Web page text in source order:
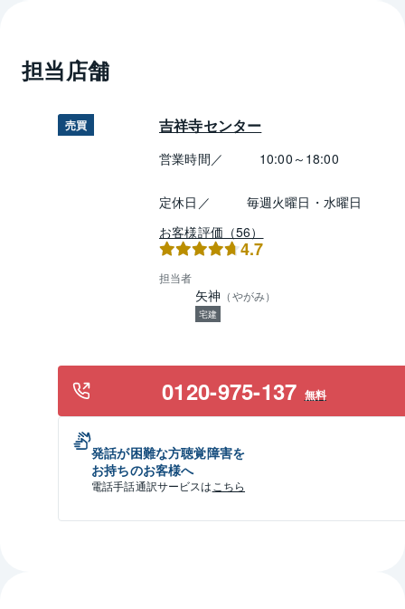
担当店舗
売買 吉祥寺センター
営業時間／ 10:00～18:00
定休日／
毎週火曜日・水曜日
お客様評価（56）
4.7
担当者
矢神 （やがみ）
宅建
0120-975-137 無料
発話が困難な方聴覚障害を
お持ちのお客様へ
電話手話通訳サービスは こちら